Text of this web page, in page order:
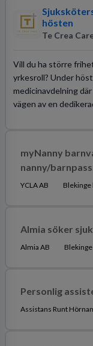
hösten
Te Crea
Vill du ha större
yrkesroll? Under
medicinavdelning
vägen av en
myNanny
nanny/
YCLA AB Blekinge
Almia söker
Almia AB Blekinge
Personlig
Assistans Runt